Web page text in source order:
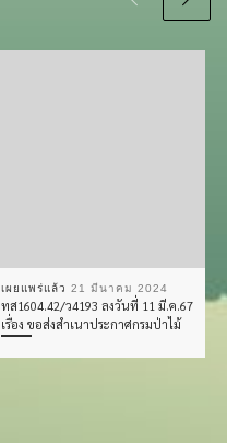
เผยแพร่แล้ว 21 มีนาคม 2024
ทส1604.42/ว4193 ลงวันที่ 11 มี.ค.67
เรื่อง ขอส่งสำเนาประกาศกรมป่าไม้